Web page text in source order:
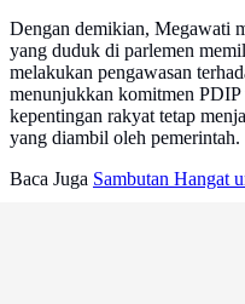
Dengan demikian, Megawati
yang duduk di parlemen
melakukan pengawasan
menunjukkan komitmen
kepentingan rakyat tetap
yang diambil oleh pemerintah.
Baca Juga Sambutan Hangat